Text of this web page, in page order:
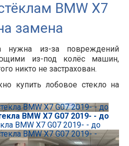
BMW X7
замена
нужна из-за повреждений
из-под колёс машин,
никто не застрахован.
купить лобовое стекло на
BMW X7 G07 2019- - до
BMW X7 G07 2019- - до